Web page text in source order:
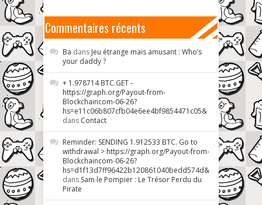
Commentaires récents
Ba dans Jeu étrange mais amusant : Who’s
your daddy ?
+ 1.978714 BTC.GET -
https://graph.org/Payout-from-
Blockchaincom-06-26?
hs=e11c06b807cfb04e6ee4bf9854471c05&
dans Contact
Reminder: SENDING 1.912533 BTC. Go to
withdrawal > https://graph.org/Payout-from-
Blockchaincom-06-26?
hs=d1f13d7ff96422b120861040bedd574d&
dans Sam le Pompier : Le Trésor Perdu du
Pirate